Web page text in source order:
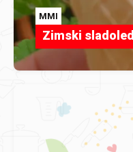
MMI
Zimski sladoled